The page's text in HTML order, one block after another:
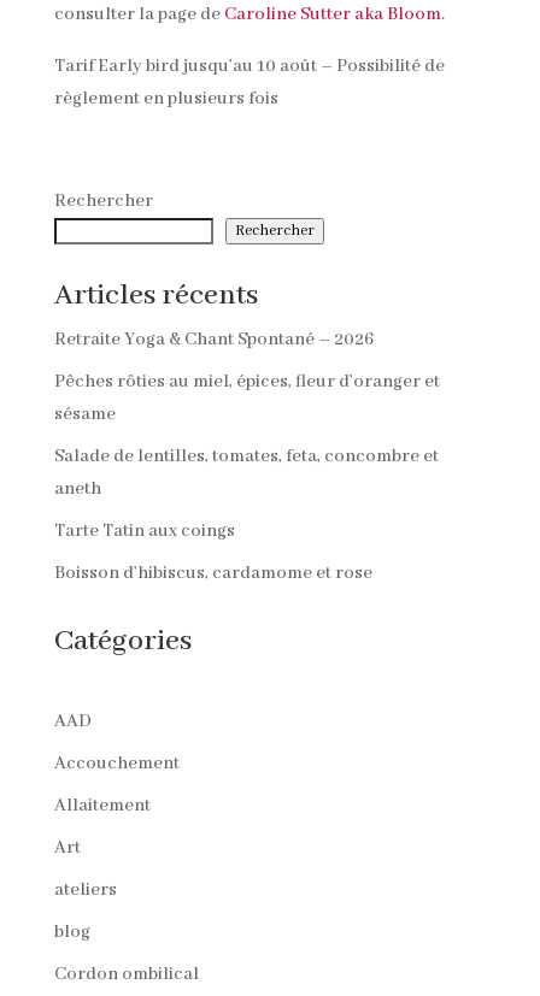
consulter la page de Caroline Sutter aka Bloom.
Tarif Early bird jusqu’au 10 août – Possibilité de
règlement en plusieurs fois
Rechercher
Rechercher
Articles récents
Retraite Yoga & Chant Spontané – 2026
Pêches rôties au miel, épices, fleur d’oranger et
sésame
Salade de lentilles, tomates, feta, concombre et
aneth
Tarte Tatin aux coings
Boisson d’hibiscus, cardamome et rose
Catégories
AAD
Accouchement
Allaitement
Art
ateliers
blog
Cordon ombilical